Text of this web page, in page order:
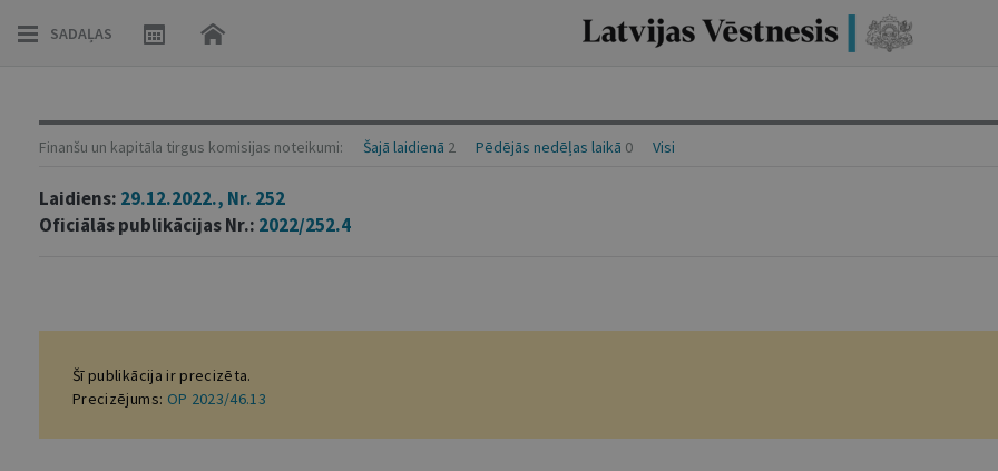
SADAĻAS
Finanšu un kapitāla tirgus komisijas noteikumi: Šajā laidienā 2 Pēdējās nedēļas laikā 0 Visi
Laidiens: 29.12.2022., Nr. 252
Oficiālās publikācijas Nr.: 2022/252.4
Šī publikācija ir precizēta.
Precizējums: OP 2023/46.13